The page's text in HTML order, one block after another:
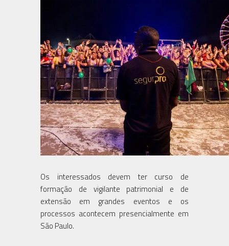
Os interessados devem ter curso de
formação de vigilante patrimonial e de
extensão em grandes eventos e os
processos acontecem presencialmente em
São Paulo.